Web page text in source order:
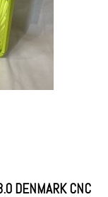
DENMARK CNC